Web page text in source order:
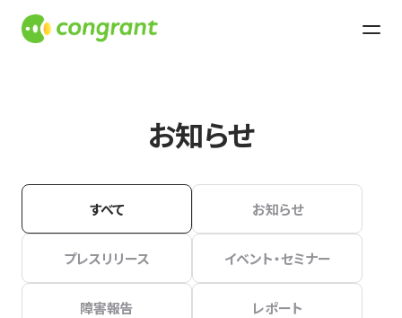
お知らせ
すべて お知らせ
プレスリリース イベント・セミナー
障害報告 レポート